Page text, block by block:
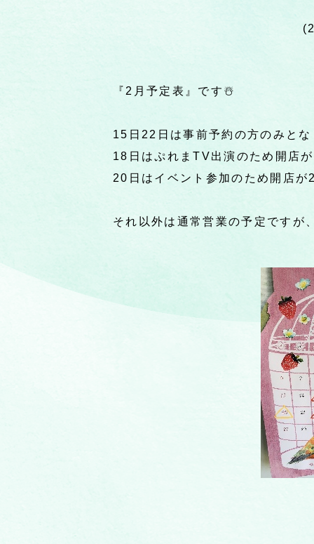
『2月予定表』です☃️
15日22日は事前予約の方のみと
18日はぷれまTV出演のため開店
20日はイベント参加のため開店
それ以外は通常営業の予定ですが